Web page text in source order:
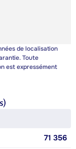
de localisation
Toute
est expressément
71 356